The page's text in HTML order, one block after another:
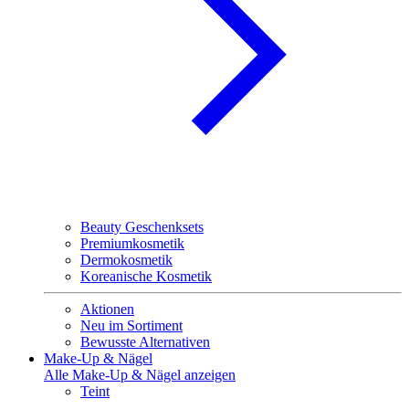
Beauty Geschenksets
Premiumkosmetik
Dermokosmetik
Koreanische Kosmetik
Aktionen
Neu im Sortiment
Bewusste Alternativen
Make-Up & Nägel
Alle Make-Up & Nägel anzeigen
Teint